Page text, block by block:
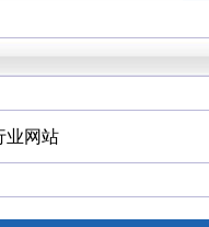
业网站
民交通网